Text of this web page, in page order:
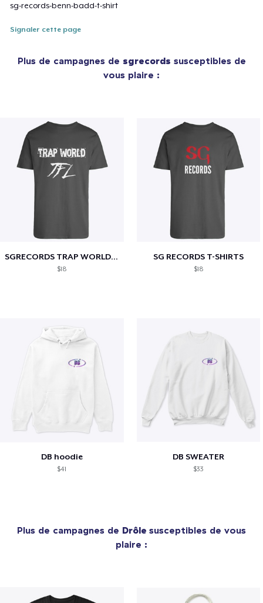
sg-records-benn-badd-t-shirt
Signaler cette page
Plus de campagnes de sgrecords susceptibles de
vous plaire :
SGRECORDS TRAP WORLD T-Shirts
$18
SG RECORDS T-SHIRTS
$18
DB hoodie
$41
DB SWEATER
$33
Plus de campagnes de Drôle susceptibles de vous
plaire :